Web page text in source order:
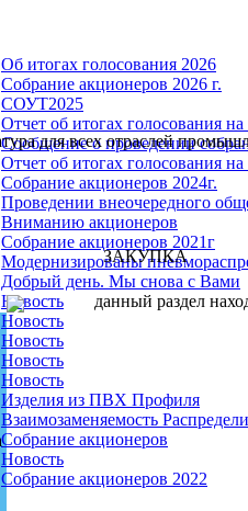
Об итогах голосования 2026
Собрание акционеров 2026 г.
СОУТ2025
Отчет об итогах
Сообщение о проведении
Отчет об итогах голосования
Собрание акционеров 2024г.
Проведении внеочередного
Вниманию акционеров
Собрание акционеров 2021г
Модернизированы
Добрый день. Мы снова с Вами
Новость
Новость
Новость
Новость
Новость
Изделия из ПВХ Профиля
Взаимозаменяемость
Собрание акционеров
Новость
Собрание акционеров 2022
ЗАКУПКА
данный раздел